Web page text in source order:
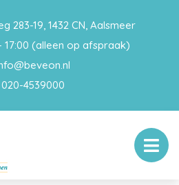
283-19, 1432 CN, Aalsmeer
17:00 (alleen op afspraak)
020-4539000